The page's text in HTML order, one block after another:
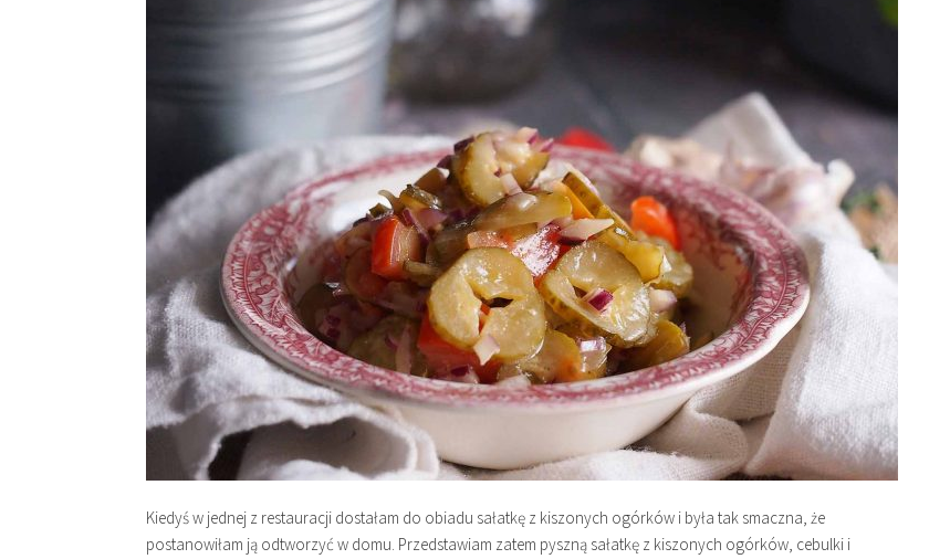
Kiedyś w jednej z restauracji dostałam do obiadu sałatkę z kiszonych ogórków i była tak smaczna, że
postanowiłam ją odtworzyć w domu. Przedstawiam zatem pyszną sałatkę z kiszonych ogórków, cebulki i